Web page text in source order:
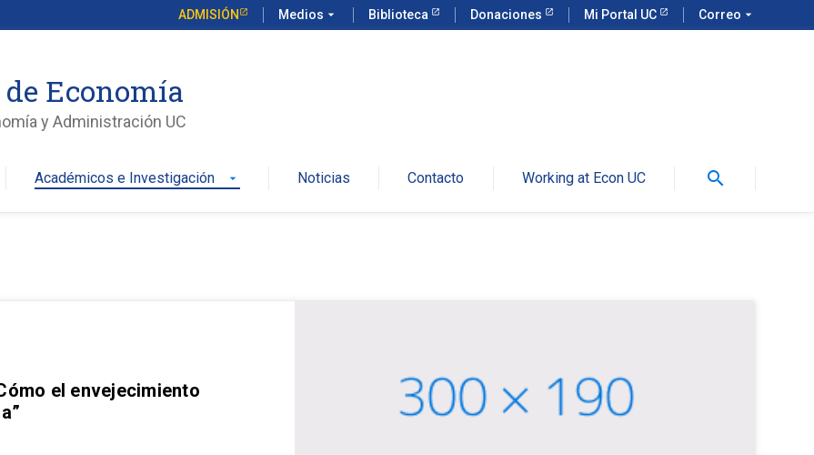
ADMISIÓN Medios arrow_drop_down Biblioteca Donaciones Mi Portal UC Correo arrow_drop_down
Economía
y Administración UC
Académicos e Investigación arrow_drop_down Noticias Contacto Working at Econ UC search
el envejecimiento